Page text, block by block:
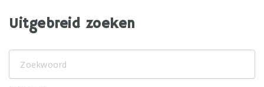
Uitgebreid zoeken